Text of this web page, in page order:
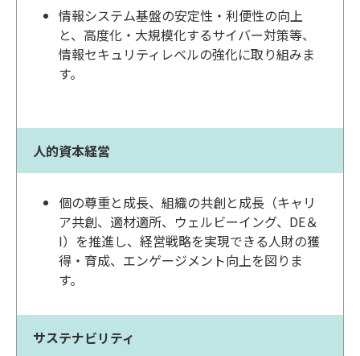
情報システム基盤の安定性・利便性の向上
と、高度化・大規模化するサイバー対策等、
情報セキュリティレベルの強化に取り組みま
す。
人的資本経営
個の尊重と成長、組織の共創と成長（キャリ
ア共創、適材適所、ウェルビーイング、DE＆
I）を推進し、経営戦略を実現できる人財の獲
得・育成、エンゲージメント向上を図りま
す。
サステナビリティ